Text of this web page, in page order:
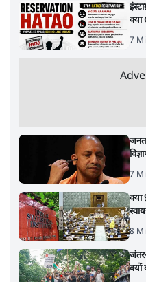
क्या
7
7
क्या
8
क्यों